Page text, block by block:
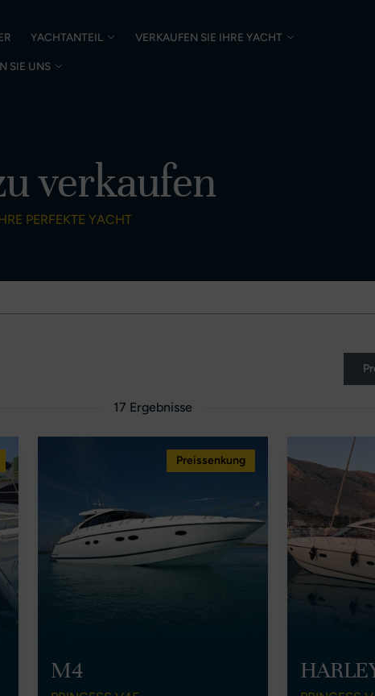
YACHTANTEIL VERKAUFEN SIE IHRE YACHT
SIE UNS
verkaufen
PERFEKTE YACHT
17 Ergebnisse
Preissenkung
M4